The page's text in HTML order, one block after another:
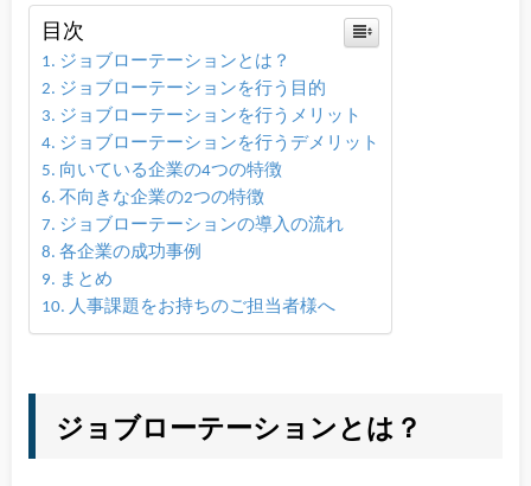
目次
ジョブローテーションとは？
ジョブローテーションを行う目的
ジョブローテーションを行うメリット
ジョブローテーションを行うデメリット
向いている企業の4つの特徴
不向きな企業の2つの特徴
ジョブローテーションの導入の流れ
各企業の成功事例
まとめ
人事課題をお持ちのご担当者様へ
ジョブローテーションとは？